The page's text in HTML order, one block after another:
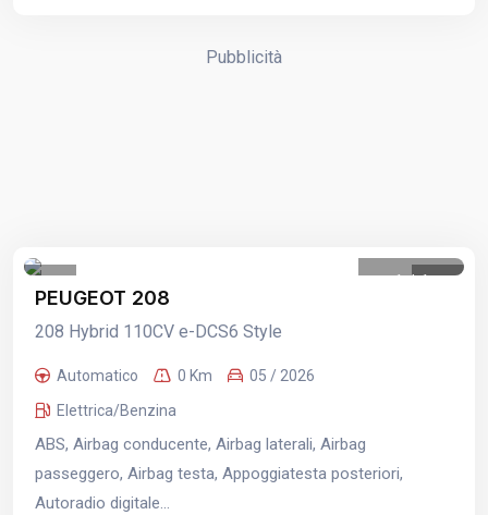
Pubblicità
1 /1
PEUGEOT 208
208 Hybrid 110CV e-DCS6 Style
Automatico 0 Km
05 / 2026
Elettrica/Benzina
ABS, Airbag conducente, Airbag laterali, Airbag
passeggero, Airbag testa, Appoggiatesta posteriori,
Autoradio digitale...